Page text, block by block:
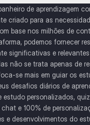
de aprendizagem
criado para as
base nos milhões de
podemos fornecer
significativas e
não se trata apenas de
se mais em guiar os
desafios diários de
estudo personalizados,
e 100% de
e desenvolvimentos do